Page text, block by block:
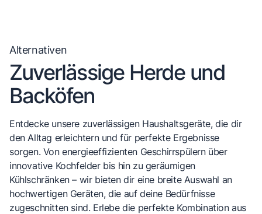
Alternativen
Zuverlässige Herde und
Backöfen
Entdecke unsere zuverlässigen Haushaltsgeräte, die dir
den Alltag erleichtern und für perfekte Ergebnisse
sorgen. Von energieeffizienten Geschirrspülern über
innovative Kochfelder bis hin zu geräumigen
Kühlschränken – wir bieten dir eine breite Auswahl an
hochwertigen Geräten, die auf deine Bedürfnisse
zugeschnitten sind. Erlebe die perfekte Kombination aus